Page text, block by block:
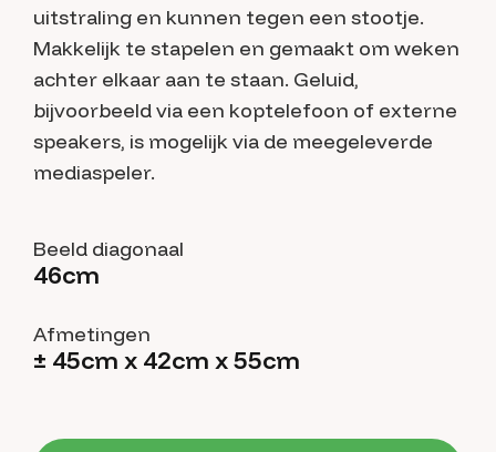
uitstraling en kunnen tegen een stootje.
Makkelijk te stapelen en gemaakt om weken
achter elkaar aan te staan. Geluid,
bijvoorbeeld via een koptelefoon of externe
speakers, is mogelijk via de meegeleverde
mediaspeler.
Beeld diagonaal
46cm
Afmetingen
± 45cm x 42cm x 55cm